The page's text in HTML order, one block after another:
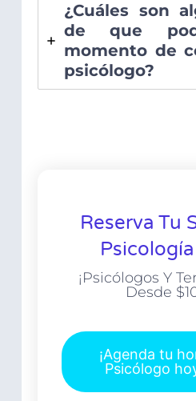
¿Cuáles son
de que
momento de
psicólogo?
Reserva Tu
¡Psicólogos Y
Desde
¡Agenda tu
Psicólogo